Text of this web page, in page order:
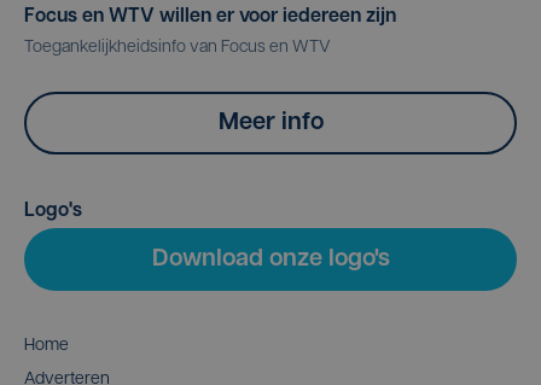
Focus en WTV willen er voor iedereen zijn
Toegankelijkheidsinfo van Focus en WTV
Meer info
Logo's
Download onze logo's
Home
Adverteren